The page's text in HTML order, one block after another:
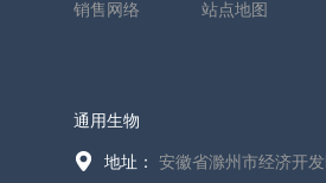
销售网络 站点地图
通用生物
地址： 安徽省滁州市经济开